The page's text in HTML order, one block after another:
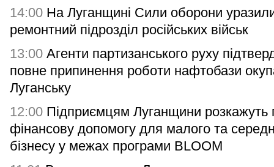
14:00 На Луганщині Сили оборони
ремонтний підрозділ російських військ
13:00 Агенти партизанського руху
повне припинення роботи нафтобази
Луганську
12:00 Підприємцям Луганщини розкажуть
фінансову допомогу для малого та
бізнесу у межах програми BLOOM